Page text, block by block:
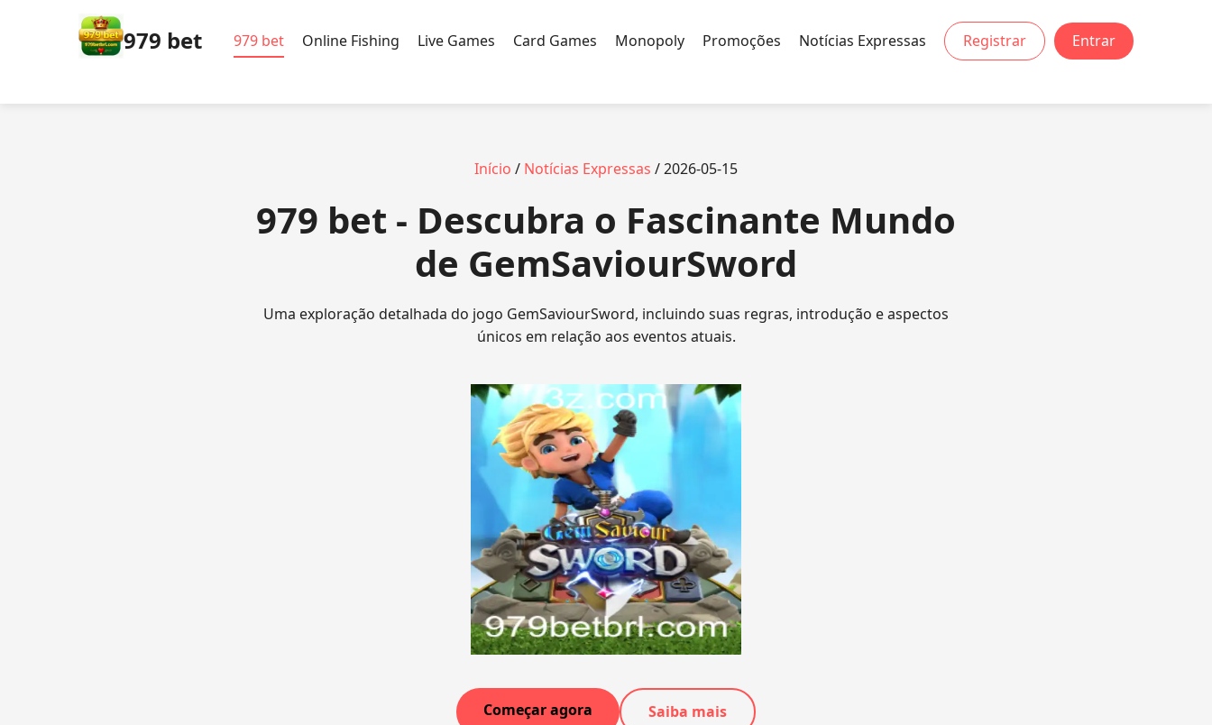
979 bet 979 bet Online Fishing Live Games Card Games Monopoly Promoções Notícias Expressas Registrar Entrar
Início / Notícias Expressas / 2026-05-15
979 bet - Descubra o Fascinante Mundo
de GemSaviourSword
Uma exploração detalhada do jogo GemSaviourSword, incluindo suas regras, introdução e aspectos
únicos em relação aos eventos atuais.
Começar agora Saiba mais